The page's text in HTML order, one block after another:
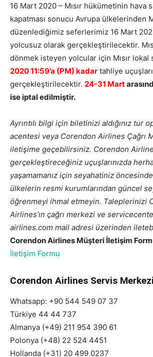
16 Mart 2020 – Mısır hükümetinin hava
kapatması sonucu Avrupa ülkelerinden
düzenlediğimiz seferlerimiz 16 Mart
yolcusuz olarak gerçekleştirilecektir.
dönmek isteyen yolcular için Mısır lokal
2020 11:59’a (PM) kadar tahliye uçuşları
gerçekleştirilecektir. 24-31 Mart
ise iptal edilmiştir.
Ayrıntılı bilgi için biletinizi aldığınız tur
acentesi veya Corendon Airlines Çağrı
iletişime geçebilirsiniz. Corendon
gerçekleştireceğiniz uçuşlarınızda
yaşamamanız için seyahatiniz
ülkelerin resmi kurumlarından güncel
öğrenmeyi ihmal etmeyin. Taleplerinizi
Airlines’ın çağrı merkezi ve
airlines.com mail adresi üzerinden
Corendon Airlines Müşteri İletişim
İletişim Formu
Corendon Airlines Servis Merkezi
Whatsapp: +90 544 549 07 37
Türkiye 44 44 737
Almanya (+49) 211 954 390 61
Polonya (+48) 22 524 4451
Hollanda (+31) 20 499 0237